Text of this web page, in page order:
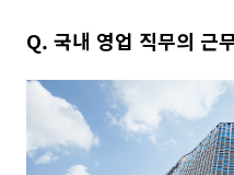
Q. 국내 영업 직무의 근